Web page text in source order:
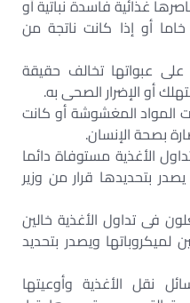
غذائية فاسدة نباتية أو
أو إذا كانت ناتجة من
على عبواتها تخالف حقيقة
أو الإضرار الصحى به.
المواد المغشوشة أو كانت
بصحة الإنسان.
الأغذية مستوفاة دائما
بتحديدها قرار من وزير
فى تداول الأغذية خالين
لميكروباتها ويصدر بتحديد
نقل الأغذية وأوعيتها